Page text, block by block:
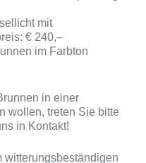
mit
€ 240,–
im Farbton
in einer
wollen, treten Sie bitte
in Kontakt!
witterungsbeständigen